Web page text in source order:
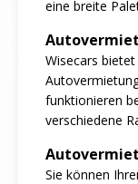
eine breite
Wisecars
funktionieren
verschiedene
Sie können